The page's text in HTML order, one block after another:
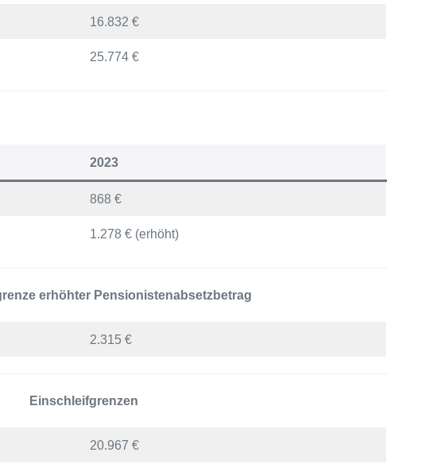
16.832 €
25.774 €
2023
868 €
1.278 € (erhöht)
erhöhter Pensionistenabsetzbetrag
2.315 €
Einschleifgrenzen
20.967 €